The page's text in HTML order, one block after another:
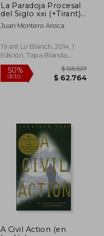
La Paradoja Procesal
del Siglo xxi (+Tirant)
(Alternativa)
Juan Montero Aroca
Tirant Lo Blanch, 2014, 1
Edición, Tapa Blanda,
Nuevo
A Civil Action (en